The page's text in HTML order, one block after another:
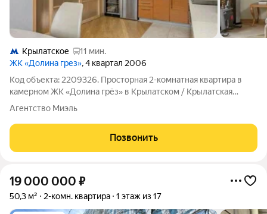
Крылатское
11 мин.
ЖК «Долина грез», 4 квартал 2006
Код объекта: 2209326. Просторная 2-комнатная квартира в
камерном ЖК «Долина грёз» в Крылатском / Крылатская
улица, 45к2 ОПИСАНИЕ КВАРТИРЫ: - Идеальный выбор для
Агентство Миэль
Позвонить
19 000 000 ₽
50,3 м² 2-комн. квартира 1 этаж из 17